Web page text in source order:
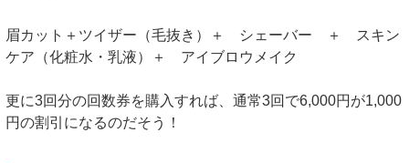
眉カット＋ツイザー（毛抜き）＋ シェーバー ＋ スキン
ケア（化粧水・乳液）＋ アイブロウメイク
更に3回分の回数券を購入すれば、通常3回で6,000円が1,000
円の割引になるのだそう！